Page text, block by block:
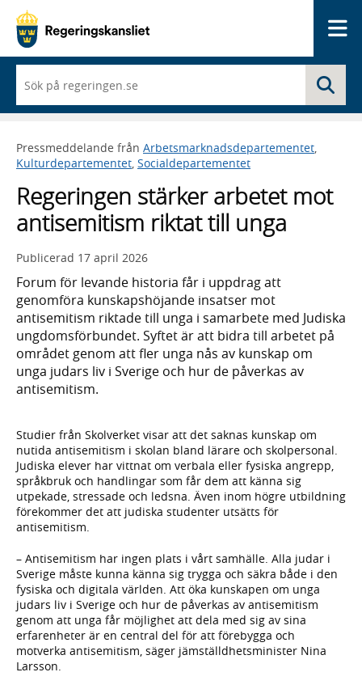
du
börjar
skriva
framträder
en
med
sökförslag
Pressmeddelande från Arbetsmarknadsdepartementet,
Kulturdepartementet, Socialdepartementet
Regeringen stärker arbetet mot
antisemitism riktat till unga
Publicerad 17 april 2026
Forum för levande historia får i uppdrag att
genomföra kunskapshöjande insatser mot
antisemitism riktade till unga i samarbete med Judiska
ungdomsförbundet. Syftet är att bidra till arbetet på
området genom att fler unga nås av kunskap om
unga judars liv i Sverige och hur de påverkas av
antisemitism.
Studier från Skolverket visar att det saknas kunskap om
nutida antisemitism i skolan bland lärare och skolpersonal.
Judiska elever har vittnat om verbala eller fysiska angrepp,
språkbruk och handlingar som får dem att känna sig
utpekade, stressade och ledsna. Även inom högre utbildning
förekommer det att judiska studenter utsätts för
antisemitism.
– Antisemitism har ingen plats i vårt samhälle. Alla judar i
Sverige måste kunna känna sig trygga och säkra både i den
fysiska och digitala världen. Att öka kunskapen om unga
judars liv i Sverige och hur de påverkas av antisemitism
genom att unga får möjlighet att dela med sig av sina
erfarenheter är en central del för att förebygga och
motverka antisemitism, säger jämställdhetsminister Nina
Larsson.